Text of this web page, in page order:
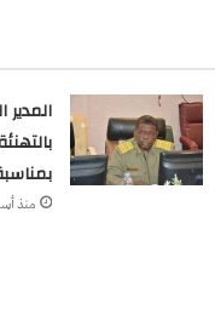
منذ